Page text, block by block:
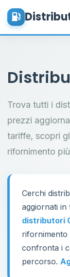
Trova tutti i
prezzi
tariffe, scopri
rifornimento
Cerchi
aggiornati in
distributori
rifornimento
confronta i
percorso.